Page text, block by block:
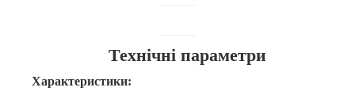
Технічні параметри
Характеристики: